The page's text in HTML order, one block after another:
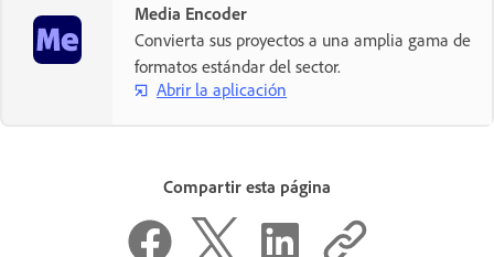
Media Encoder
Convierta sus proyectos a una amplia gama de
formatos estándar del sector.
Abrir la aplicación
Compartir esta página